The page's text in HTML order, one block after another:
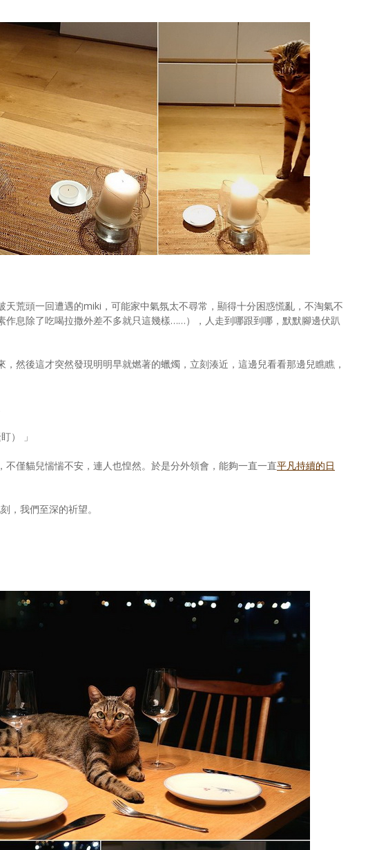
天荒頭一回遭遇的miki，可能家中氣氛太不尋常，顯得十分困惑慌亂，不淘氣不
作息除了吃喝拉撒外差不多就只這幾樣……），人走到哪跟到哪，默默腳邊伏趴
然後這才突然發現明明早就燃著的蠟燭，立刻湊近，這邊兒看看那邊兒瞧瞧，
） 」
不僅貓兒惴惴不安，連人也惶然。於是分外領會，能夠一直一直平凡持續的日
，我們至深的祈望。